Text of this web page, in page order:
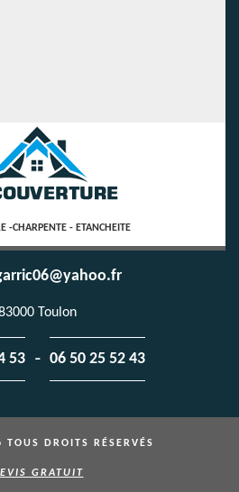
-CHARPENTE - ETANCHEITE
Toulon
53 - 06 50 25 52 43
DROITS RÉSERVÉS
GRATUIT